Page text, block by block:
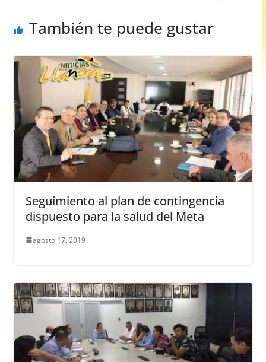
También te puede gustar
Seguimiento al plan de contingencia
dispuesto para la salud del Meta
agosto 17, 2019